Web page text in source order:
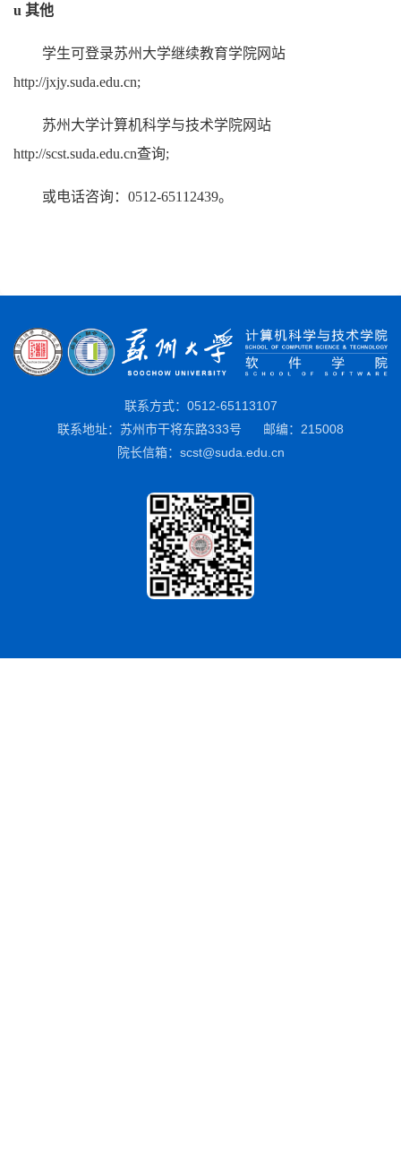
u 其他
学生可登录苏州大学继续教育学院网站
http://jxjy.suda.edu.cn;
苏州大学计算机科学与技术学院网站
http://scst.suda.edu.cn查询;
或电话咨询： 0512-65112439。
联系方式：0512-65113107
联系地址：苏州市干将东路333号
邮编：215008
院长信箱：scst@suda.edu.cn